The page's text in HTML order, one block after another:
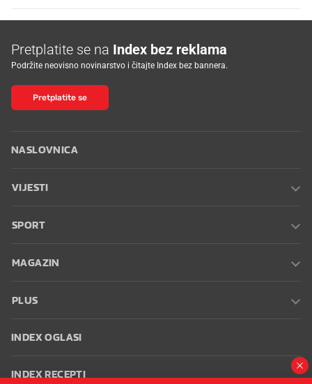
Pretplatite se na Index bez reklama
Podržite neovisno novinarstvo i čitajte Index bez bannera.
Pretplatite se
NASLOVNICA
VIJESTI
SPORT
MAGAZIN
PLUS
INDEX OGLASI
INDEX RECEPTI